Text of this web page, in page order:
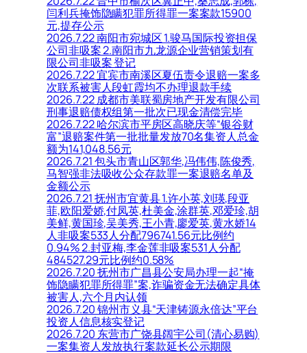
闫利兵掩饰隐瞒犯罪所得罪一案案款15900
元,提存公示
2026.7.22 南阳市宛城区 1.骏马国际投资担保
公司非吸案 2.南阳市九龙源企业营销策划有
限公司非吸案 登记
2026.7.22 宜宾市南溪区夏伍责令退赔一案多
次联系被害人段虹霞均不办理退款手续
2026.7.22 成都市美联蜀房地产开发有限公司
刑事退赔债权组第一批次已现金清偿完毕
2026.7.22 哈尔滨市平房区高晓庆等“银谷财
富”退赔案件第一批批量发放70名集资人总金
额为141,048.56元
2026.7.21 包头市青山区郭华,冯伟伟,陈俊秀,
马智强非法吸收公众存款罪一案退赔名单及
金额公示
2026.7.21 抚州市宜黄县 1.许小英,刘瑛,段亚
菲,欧阳爱娇,付凤英,杜美金,涂群英,邓爱珍,胡
美鲜,黄国珍,吴美秀,王小青,廖爱英,黄水娇14
人非吸案533人分配796741.56元比例约
0.94% 2.封亚梅,李金莲非吸案531人分配
484527.29元比例约0.58%
2026.7.20 抚州市广昌县公安局办理一起“掩
饰隐瞒犯罪所得罪”案,诈骗资金无法确定具体
被害人,六个月内认领
2026.7.20 锦州市义县“天津铸源永倍达”平台
投资人信息核实登记
2026.7.20 东营市广饶县阔宇公司(清心易购)
一案集资人发放执行案款延长公示期限